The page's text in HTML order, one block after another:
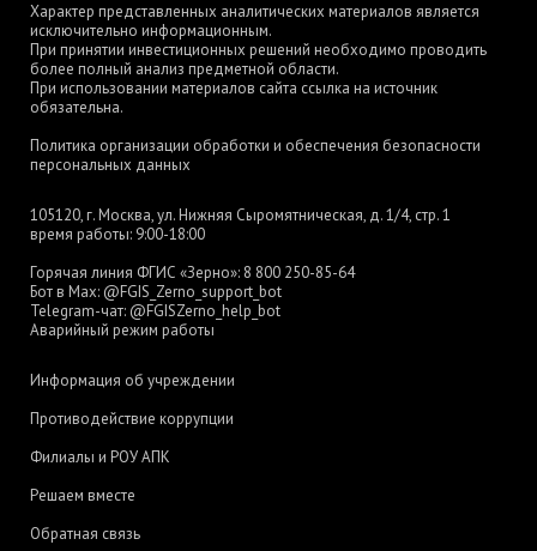
Характер представленных аналитических материалов является
исключительно информационным.
При принятии инвестиционных решений необходимо проводить
более полный анализ предметной области.
При использовании материалов сайта ссылка на источник
обязательна.
Политика организации обработки и обеспечения безопасности
персональных данных
105120, г. Москва, ул. Нижняя Сыромятническая, д. 1/4, стр. 1
время работы: 9:00-18:00
Горячая линия ФГИС «Зерно»: 8 800 250-85-64
Бот в Max: @FGIS_Zerno_support_bot
Telegram-чат: @FGISZerno_help_bot
Аварийный режим работы
Информация об учреждении
Противодействие коррупции
Филиалы и РОУ АПК
Решаем вместе
Обратная связь